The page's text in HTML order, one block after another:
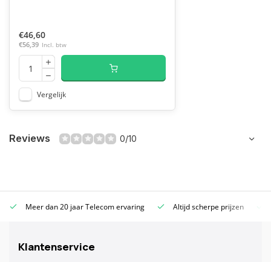
€46,60
€56,39 Incl. btw
Vergelijk
Reviews 0/10
Meer dan 20 jaar Telecom ervaring Altijd scherpe prijzen
Klantenservice